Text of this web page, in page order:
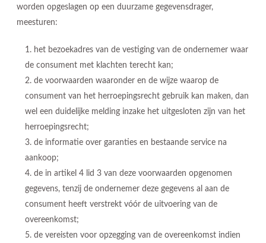
worden opgeslagen op een duurzame gegevensdrager,
meesturen:
het bezoekadres van de vestiging van de ondernemer waar
de consument met klachten terecht kan;
de voorwaarden waaronder en de wijze waarop de
consument van het herroepingsrecht gebruik kan maken, dan
wel een duidelijke melding inzake het uitgesloten zijn van het
herroepingsrecht;
de informatie over garanties en bestaande service na
aankoop;
de in artikel 4 lid 3 van deze voorwaarden opgenomen
gegevens, tenzij de ondernemer deze gegevens al aan de
consument heeft verstrekt vóór de uitvoering van de
overeenkomst;
de vereisten voor opzegging van de overeenkomst indien